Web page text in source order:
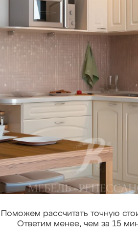
Поможем рассчитать точную
Ответим менее, чем за 15